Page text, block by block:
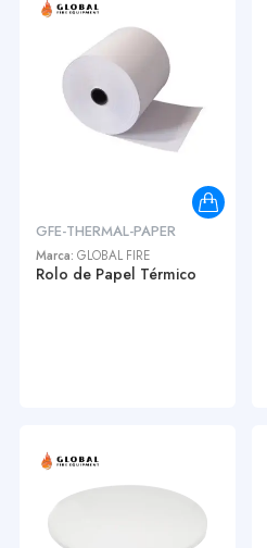
GFE-THERMAL-PAPER
Marca: GLOBAL FIRE
Rolo de Papel Térmico